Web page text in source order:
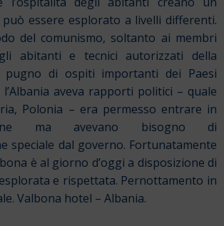
essere esplorato a livelli differenti.
del comunismo, soltanto ai membri
abitanti e tecnici autorizzati della
di ospiti importanti dei Paesi
aveva rapporti politici – quale
Polonia – era permesso entrare in
ma avevano bisogno di
speciale dal governo. Fortunatamente
è al giorno d’oggi a disposizione di
e rispettata. Pernottamento in
Valbona hotel – Albania.